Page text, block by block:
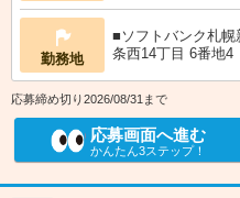
勤務地
■ソフトバンク札
条西14丁目 6番地4
応募締め切り2026/08/31まで
応募画面へ進む
かんたん3ステップ！